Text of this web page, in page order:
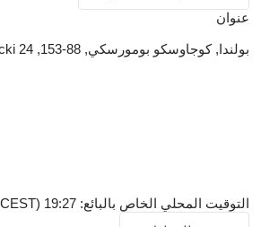
عنوان
بولندا, كوجاوسكو بومورسكي, 88-153, Kruszwica, Piecki 24
التوقيت المحلي الخاص بالبائع: 19:27 (CEST)